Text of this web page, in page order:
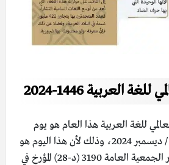
العربية 1446-2024
للغة العربية هذا العام هو يوم
الأربعاء 18 كانون الأول / ديسمبر 2024، وذلك لأن هذا اليوم هو
اليوم الذي صدر فيه قرار الجمعية العامة 3190 (د-28) المؤرخ في